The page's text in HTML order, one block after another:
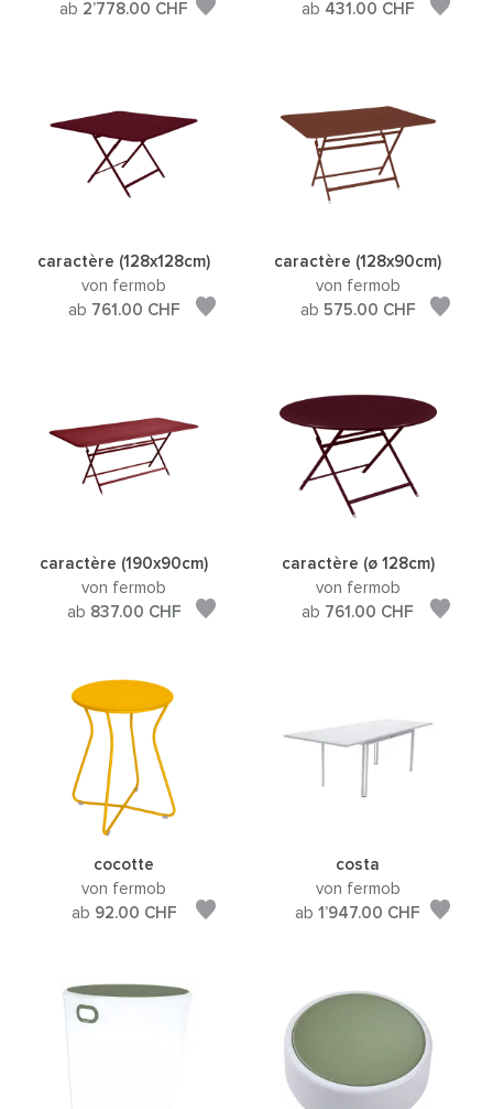
ab 2’778.00 CHF
ab 431.00 CHF
caractère (128x128cm)
von fermob
ab 761.00 CHF
caractère (128x90cm)
von fermob
ab 575.00 CHF
caractère (190x90cm)
von fermob
ab 837.00 CHF
caractère (ø 128cm)
von fermob
ab 761.00 CHF
cocotte
von fermob
ab 92.00 CHF
costa
von fermob
ab1’947.00 CHF